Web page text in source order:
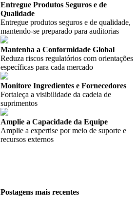
Entregue Produtos Seguros e de
Qualidade
Entregue produtos seguros e de qualidade,
mantendo-se preparado para auditorias
Mantenha a Conformidade Global
Reduza riscos regulatórios com orientações
específicas para cada mercado
Monitore Ingredientes e Fornecedores
Fortaleça a visibilidade da cadeia de
suprimentos
Amplie a Capacidade da Equipe
Amplie a expertise por meio de suporte e
recursos externos
Postagens mais recentes